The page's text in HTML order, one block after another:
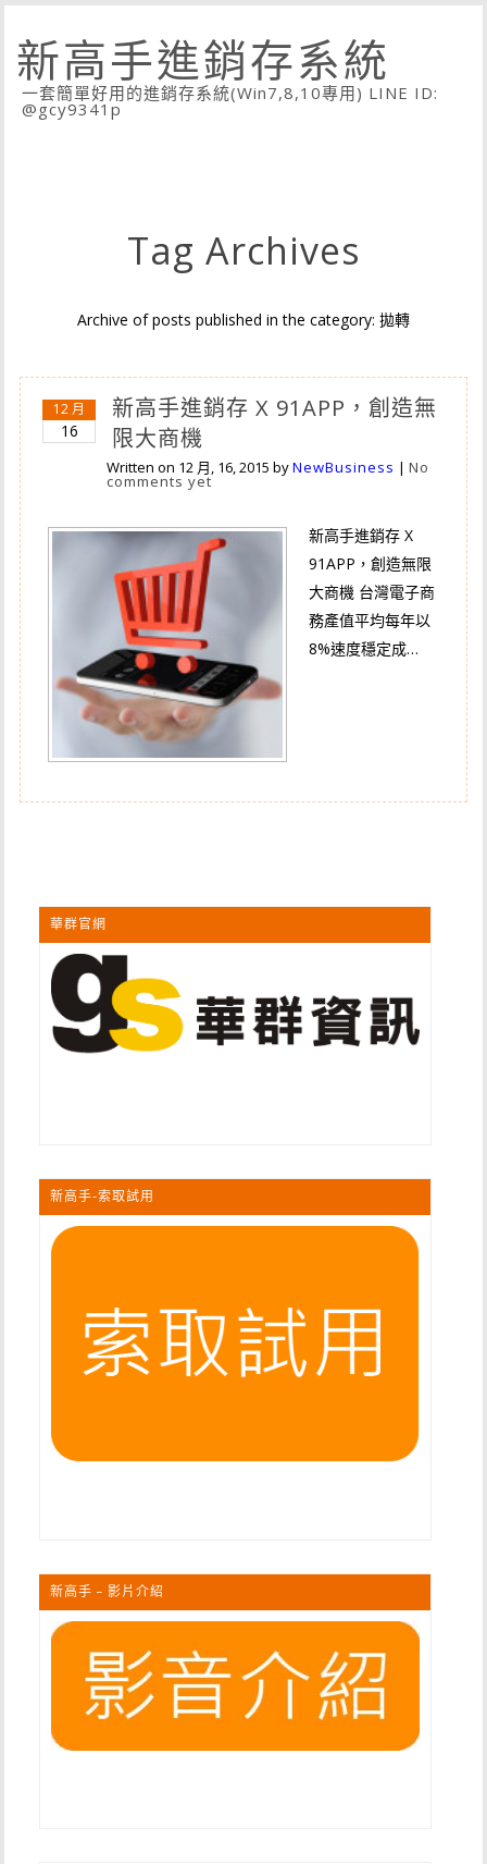
新高手進銷存系統
一套簡單好用的進銷存系統(Win7,8,10專用) LINE ID:
@gcy9341p
Tag Archives
Archive of posts published in the category: 拋轉
12 月
16
新高手進銷存 X 91APP，創造無
限大商機
Written on 12 月, 16, 2015 byNewBusiness |No
comments yet
新高手進銷存 X
91APP，創造無限
大商機 台灣電子商
務產值平均每年以
8%速度穩定成…
華群官網
新高手-索取試用
新高手 – 影片介紹